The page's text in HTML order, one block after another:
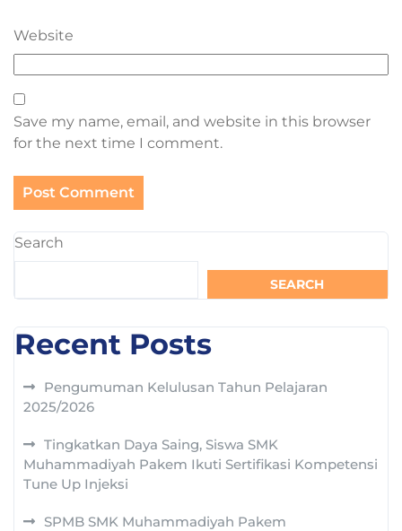
Website
Save my name, email, and website in this browser
for the next time I comment.
Search
SEARCH
Recent Posts
Pengumuman Kelulusan Tahun Pelajaran
2025/2026
Tingkatkan Daya Saing, Siswa SMK
Muhammadiyah Pakem Ikuti Sertifikasi Kompetensi
Tune Up Injeksi
SPMB SMK Muhammadiyah Pakem